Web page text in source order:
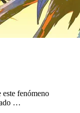
este fenómeno
…